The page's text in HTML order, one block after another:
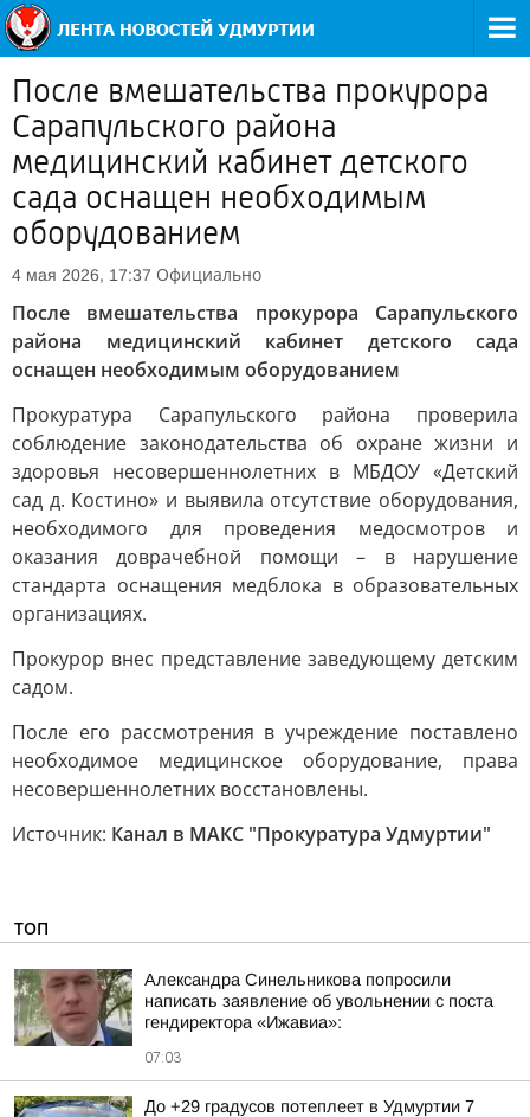
После вмешательства прокурора
Сарапульского района
медицинский кабинет детского
сада оснащен необходимым
оборудованием
4 мая 2026, 17:37 Официально
После вмешательства прокурора Сарапульского
района медицинский кабинет детского сада
оснащен необходимым оборудованием
Прокуратура Сарапульского района проверила
соблюдение законодательства об охране жизни и
здоровья несовершеннолетних в МБДОУ «Детский
сад д. Костино» и выявила отсутствие оборудования,
необходимого для проведения медосмотров и
оказания доврачебной помощи – в нарушение
стандарта оснащения медблока в образовательных
организациях.
Прокурор внес представление заведующему детским
садом.
После его рассмотрения в учреждение поставлено
необходимое медицинское оборудование, права
несовершеннолетних восстановлены.
Источник: Канал в МАКС "Прокуратура Удмуртии"
ТОП
Александра Синельникова попросили
написать заявление об увольнении с поста
гендиректора «Ижавиа»:
07:03
До +29 градусов потеплеет в Удмуртии 7